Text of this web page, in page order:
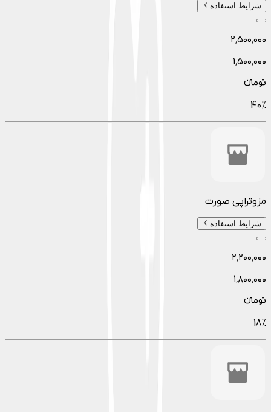
شرایط استفاده
۲٬۵۰۰٬۰۰۰
۱٬۵۰۰٬۰۰۰
تومانءء
40%
مزوتراپی صورت
شرایط استفاده
۲٬۲۰۰٬۰۰۰
۱٬۸۰۰٬۰۰۰
تومانءء
18%